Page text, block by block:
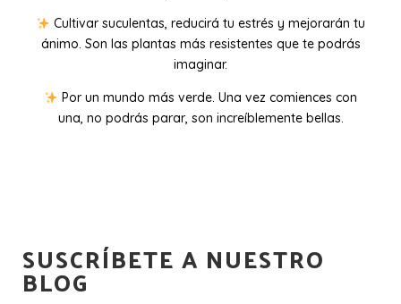
Cultivar suculentas, reducirá tu estrés y mejorarán tu
ánimo. Son las plantas más resistentes que te podrás
imaginar.
Por un mundo más verde. Una vez comiences con
una, no podrás parar, son increíblemente bellas.
SUSCRÍBETE A NUESTRO
BLOG